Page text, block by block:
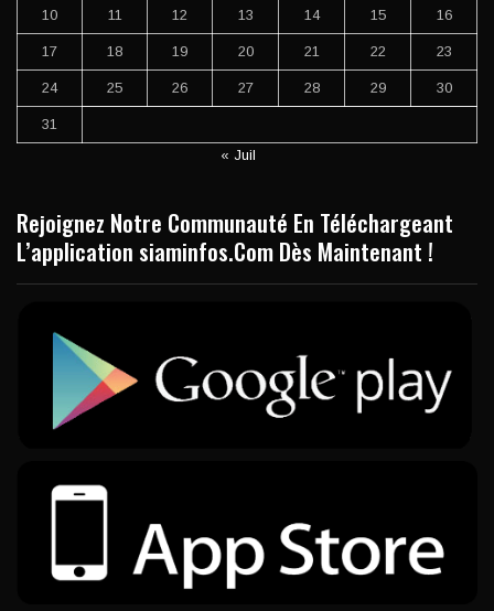
10 11 12 13 14 15 16
17 18 19 20 21 22 23
24 25 26 27 28 29 30
31
« Juil
Rejoignez Notre Communauté En Téléchargeant
L’application siaminfos.Com Dès Maintenant !